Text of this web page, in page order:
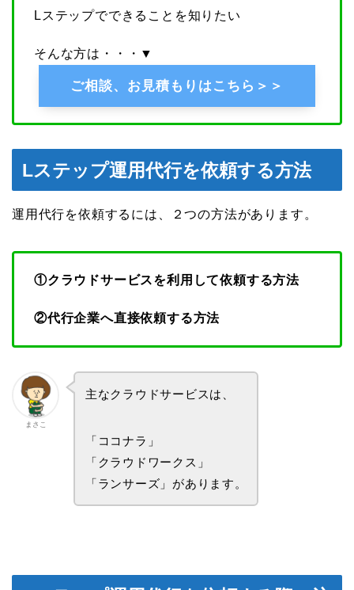
Lステップでできることを知りたい
そんな方は・・・▼
ご相談、お見積もりはこちら＞＞
Lステップ運用代行を依頼する方法
運用代行を依頼するには、２つの方法があります。
①クラウドサービスを利用して依頼する方法
②代行企業へ直接依頼する方法
まさこ
主なクラウドサービスは、
「ココナラ」
「クラウドワークス」
「ランサーズ」があります。